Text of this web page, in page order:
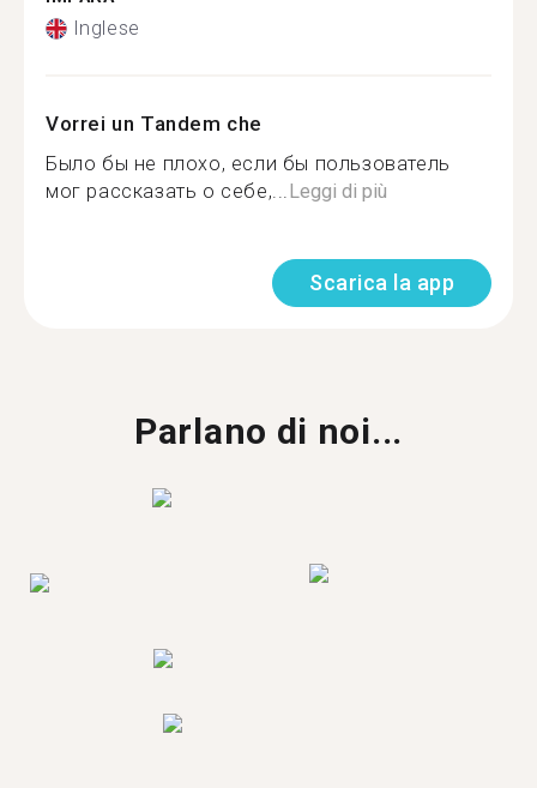
Inglese
Vorrei un Tandem che
Было бы не плохо, если бы пользователь
мог рассказать о себе,...Leggi di più
Scarica la app
Parlano di noi...